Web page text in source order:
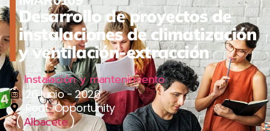
Desarrollo de proyectos de
instalaciones de climatización
y ventilación-extracción
Instalación y mantenimiento
26 junio - 2026
Reat-Opportunity
(Albacete)